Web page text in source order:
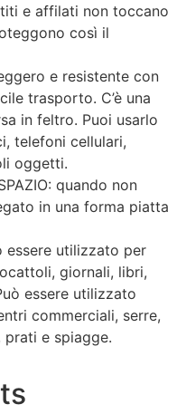
e affilati non toccano
così il
e resistente con
trasporto. C’è una
in feltro. Puoi usarlo
telefoni cellulari,
oggetti.
quando non
in una forma piatta
essere utilizzato per
giornali, libri,
essere utilizzato
commerciali, serre,
e spiagge.